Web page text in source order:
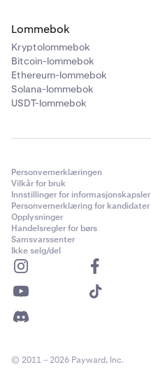
Lommebok
Kryptolommebok
Bitcoin-lommebok
Ethereum-lommebok
Solana-lommebok
USDT-lommebok
Personvernerklæringen
Vilkår for bruk
Innstillinger for informasjonskapsler
Personvernerklæring for kandidater
Opplysninger
Handelsregler for børs
Samsvarssenter
Ikke selg/del
© 2011 – 2026 Payward, Inc.